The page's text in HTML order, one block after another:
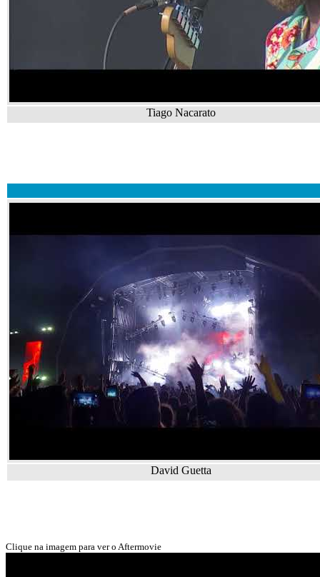
Tiago Nacarato
David Guetta
Clique na imagem para ver o Aftermovie